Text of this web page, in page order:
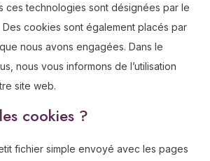
ces technologies sont désignées par le
cookies sont également placés par
nous avons engagées. Dans le
nous vous informons de l’utilisation
site web.
cookies ?
fichier simple envoyé avec les pages